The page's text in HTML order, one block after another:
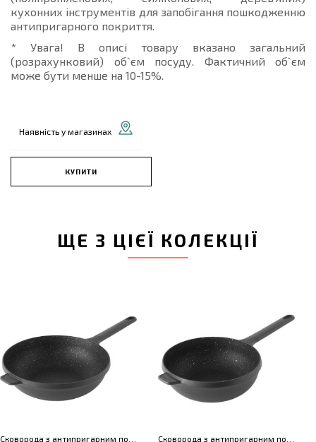
кухонних інструментів для запобігання пошкодженню
антипригарного покриття.
* Увага! В описі товару вказано загальний
(розрахунковий) об`єм посуду. Фактичний об`єм
може бути менше на 10-15%.
Наявність у магазинах
КУПИТИ
ЩЕ З ЦІЄЇ КОЛЕКЦІЇ